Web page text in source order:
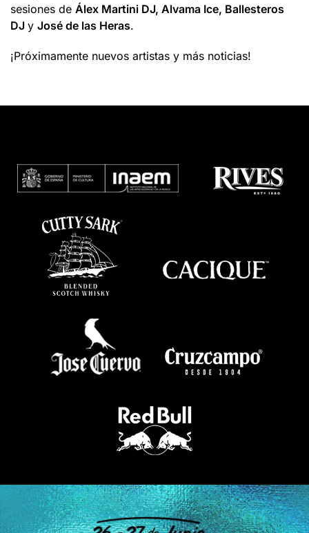
sesiones de Álex Martini DJ, Alvama Ice, Ballesteros
DJ y José de las Heras.
¡Próximamente nuevos artistas y más noticias!